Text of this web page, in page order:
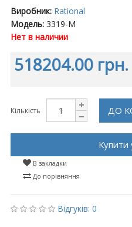
Виробник: Rational
Модель: 3319-M
Нет в наличии
518204.00 грн.
Кількість ДО
Купити
В закладки
До порівняння
Відгуків: 0